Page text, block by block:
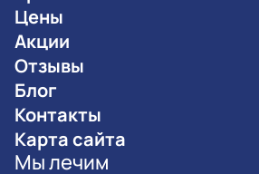
Цены
Акции
Отзывы
Блог
Контакты
Карта сайта
Мы лечим